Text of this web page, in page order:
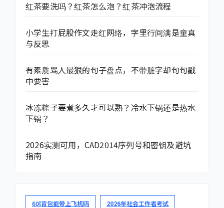
红茶要洗吗？红茶怎么泡？红茶冲泡流程
小学生打屁股作文走红网络，字里行间满是童真
与反思
有素质骂人最狠的句子盘点，不带脏字却句句戳
中要害
冰冻粽子要煮多久才可以熟？冷水下锅还是热水
下锅？
2026实测可用，CAD2014序列号和密钥及避坑
指南
60l背包能带上飞机吗 2026年社会工作者考试